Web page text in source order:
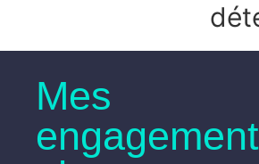
Mes